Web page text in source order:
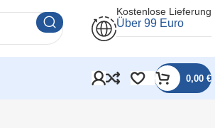
Kostenlose Lieferung
Über 99 Euro
0,00 €